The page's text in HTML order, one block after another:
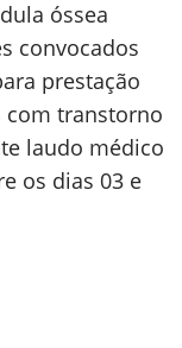
óssea
convocados
prestação
com transtorno
laudo médico
os dias 03 e